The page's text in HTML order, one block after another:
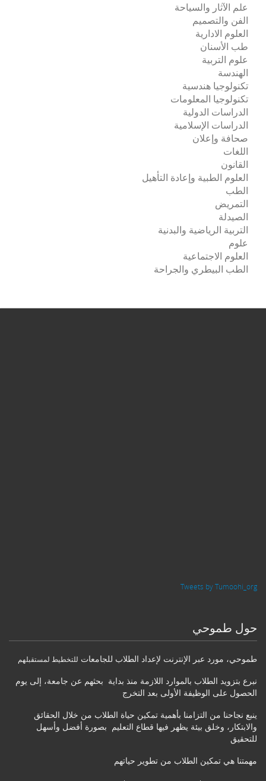
علم الآثار والسياحة
الفن والتصميم
العلوم الادارية
طب الأسنان
علوم التربية
الهندسة
تكنولوجيا هندسية
تكنولوجيا المعلومات
الدراسات الدولية
الدراسات الإسلامية
صحافة وإعلان
اللغات
القانون
العلوم الطبية وإعادة التأهيل
الطب
التمريض
الصيدلة
التربية الرياضية والبدنية
علوم
العلوم الاجتماعية
الطب البيطري والجراحة
Tweets by Tumoohi_org
حول طموحي
طموحي، مورد عبر الإنترنت لإعداد الطلاب للجامعات للتخطيط لمستقبلهم
نبرع بتزويد الطلاب بالموارد اللازمة منذ بداية بحثهم عن جامعة، إلى يوم
الحصول على الوظيفة الأولى بعد التخرج
ينبع نجاحنا من التزامنا بأهمية تمكين حياة الطلاب من خلال الحقائق
والابتكار، وخلق بيئة يظهر فيها قطاع التعليم بصورة أفضل وأسهل
للتحقيق
مهمتنا هي تمكين الطلاب من تطوير حياتهم